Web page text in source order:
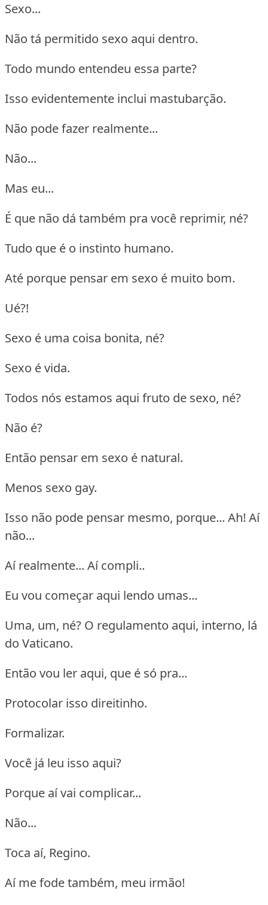
Sexo...
Não tá permitido sexo aqui dentro.
Todo mundo entendeu essa parte?
Isso evidentemente inclui mastubarção.
Não pode fazer realmente...
Não...
Mas eu...
É que não dá também pra você reprimir, né?
Tudo que é o instinto humano.
Até porque pensar em sexo é muito bom.
Ué?!
Sexo é uma coisa bonita, né?
Sexo é vida.
Todos nós estamos aqui fruto de sexo, né?
Não é?
Então pensar em sexo é natural.
Menos sexo gay.
Isso não pode pensar mesmo, porque... Ah! Aí
não...
Aí realmente... Aí compli..
Eu vou começar aqui lendo umas...
Uma, um, né? O regulamento aqui, interno, lá
do Vaticano.
Então vou ler aqui, que é só pra...
Protocolar isso direitinho.
Formalizar.
Você já leu isso aqui?
Porque aí vai complicar...
Não...
Toca aí, Regino.
Aí me fode também, meu irmão!